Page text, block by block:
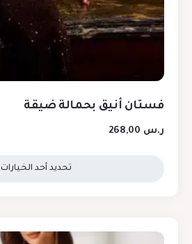
فستان أنيق بحمالة ضيقة
ر.س
تحديد أحد الخيارات